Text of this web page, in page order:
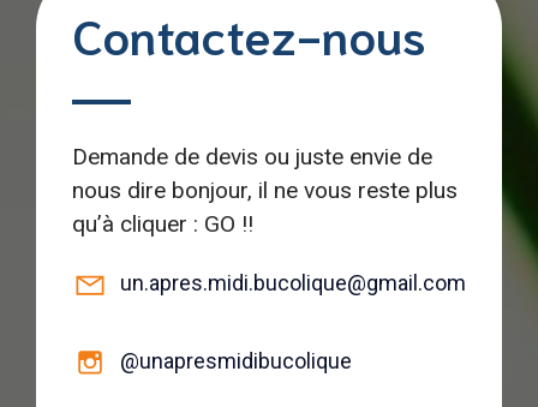
Contactez-nous
Demande de devis ou juste envie de
nous dire bonjour, il ne vous reste plus
qu’à cliquer : GO !!
un.apres.midi.bucolique@gmail.com
@unapresmidibucolique